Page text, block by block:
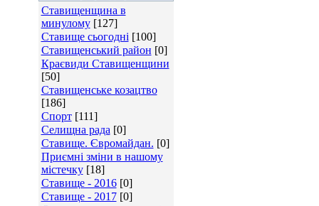
Ставищенщина в
минулому [127]
Ставище сьогодні [100]
Ставищенський район [0]
Краєвиди Ставищенщини
[50]
Ставищенське козацтво
[186]
Спорт [111]
Селищна рада [0]
Ставище. Євромайдан. [0]
Приємні зміни в нашому
містечку [18]
Ставище - 2016 [0]
Ставище - 2017 [0]